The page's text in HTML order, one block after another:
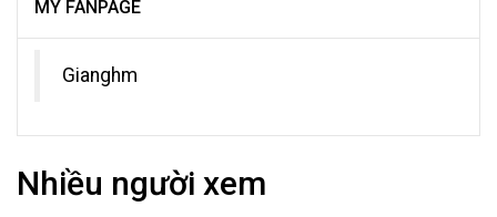
MY FANPAGE
Gianghm
Nhiều người xem